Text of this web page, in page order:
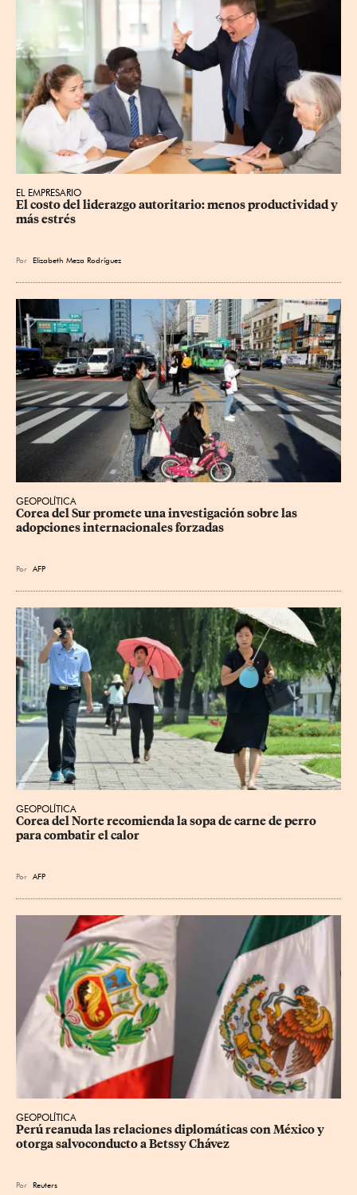
EL EMPRESARIO
El costo del liderazgo autoritario: menos productividad y
más estrés
Por Elizabeth Meza Rodríguez
GEOPOLÍTICA
Corea del Sur promete una investigación sobre las
adopciones internacionales forzadas
Por AFP
GEOPOLÍTICA
Corea del Norte recomienda la sopa de carne de perro
para combatir el calor
Por AFP
GEOPOLÍTICA
Perú reanuda las relaciones diplomáticas con México y
otorga salvoconducto a Betssy Chávez
Por Reuters